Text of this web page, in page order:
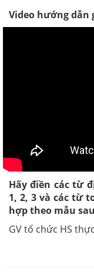
Video hướng dẫn
Hãy điền các từ
1, 2, 3 và các từ
hợp theo mẫu
GV tổ chức HS